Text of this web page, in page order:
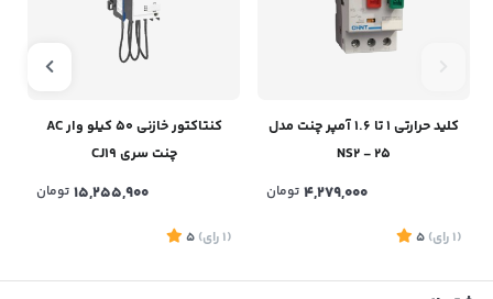
کلید حرارتی 1 تا 1.6 آمپر چنت مدل
NS2 - 25
4,279,000 تومان
(1 رای)
5
کنتاکتور خازنی 50 کیلو وار AC
چنت سری CJ19
15,255,900 تومان
(1 رای)
5